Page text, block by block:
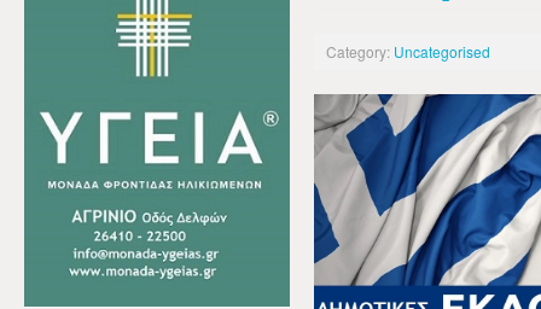
Category: Uncategorised